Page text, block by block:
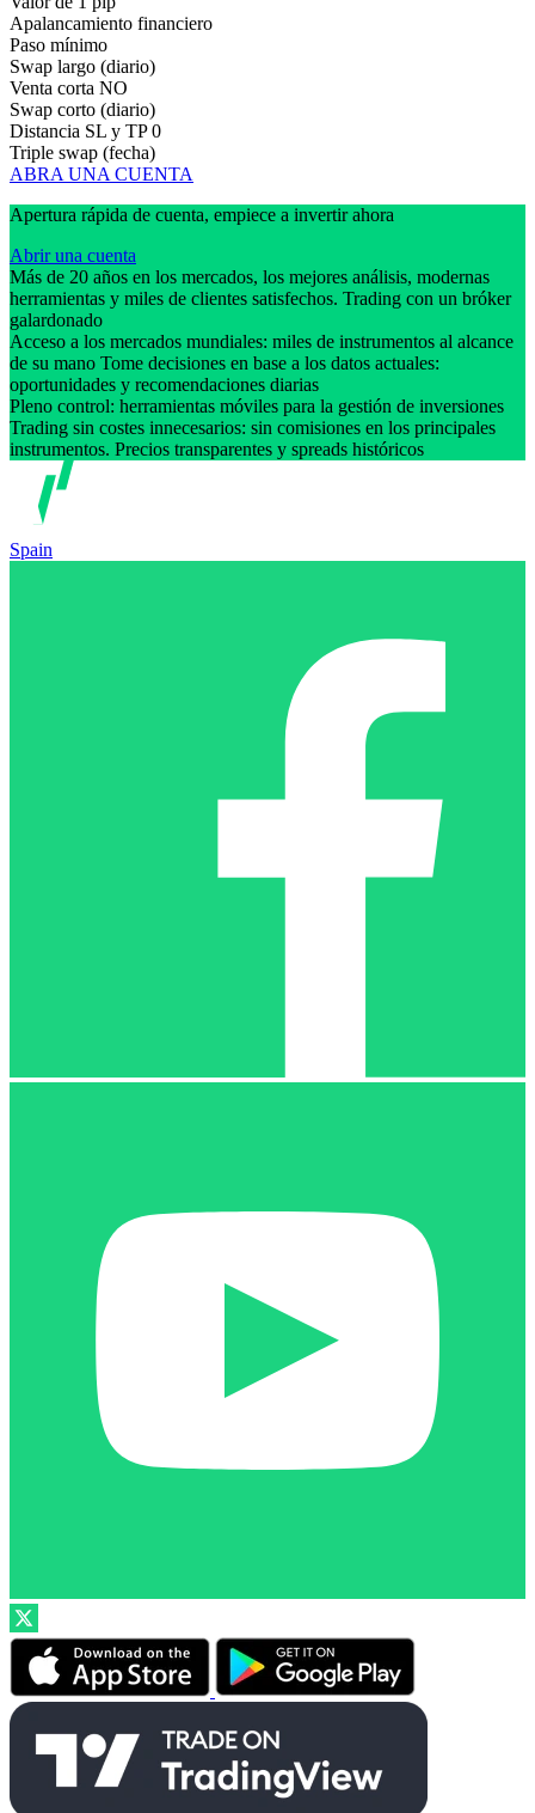
Apalancamiento financiero
Paso mínimo
Swap largo (diario)
Venta corta NO
Swap corto (diario)
Distancia SL y TP 0
Triple swap (fecha)
ABRA UNA CUENTA
Apertura rápida de cuenta, empiece a invertir ahora
Abrir una cuenta
Más de 20 años en los mercados, los mejores análisis, modernas
herramientas y miles de clientes satisfechos. Trading con un bróker
galardonado
Acceso a los mercados mundiales: miles de instrumentos al alcance
de su mano Tome decisiones en base a los datos actuales:
oportunidades y recomendaciones diarias
Pleno control: herramientas móviles para la gestión de inversiones
Trading sin costes innecesarios: sin comisiones en los principales
instrumentos. Precios transparentes y spreads históricos
Spain